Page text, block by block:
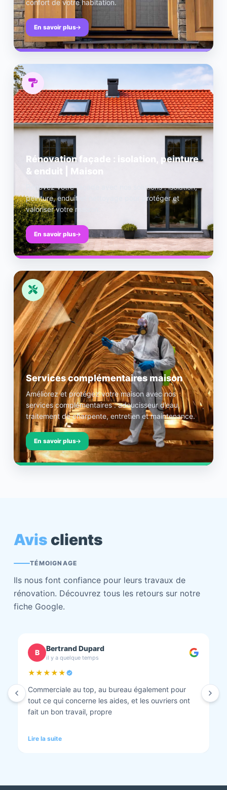
confort de votre habitation.
En savoir plus
Rénovation façade : isolation, peinture
& enduit | Maison
Rénovez votre façade avec nos solutions : isolation,
peinture, enduit et nettoyage pour protéger et
valoriser votre maison.
En savoir plus
Services complémentaires maison
Améliorez et protégez votre maison avec nos
services complémentaires : adoucisseur d’eau,
traitement de charpente, entretien et maintenance.
En savoir plus
Avis clients
TÉMOIGNAGE
Ils nous font confiance pour leurs travaux de
rénovation. Découvrez tous les retours sur notre
fiche Google.
C chantal BOURBONNAIS
il y a quelque temps
★★★★★
Isolation combles et rénovation façade réalisés.
Travaux bien faits. Personnel au top minutieux et
tout est nickel quand ils ont finis. Vous pouvez y
Lire la suite